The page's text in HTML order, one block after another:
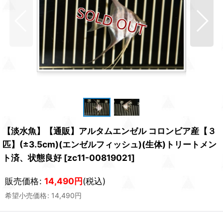
【淡水魚】【通販】アルタムエンゼル コロンビア産【３
匹】(±3.5cm)(エンゼルフィッシュ)(生体)トリートメン
ト済、状態良好 [zc11-00819021]
販売価格: 14,490円(税込)
希望小売価格: 14,490円